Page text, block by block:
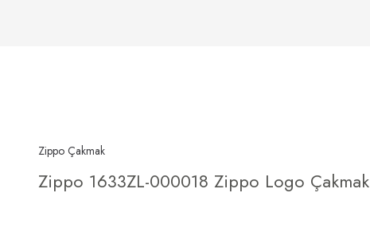
Zippo Çakmak
Zippo 1633ZL-000018 Zippo Logo Çakmak